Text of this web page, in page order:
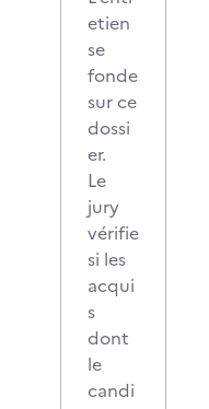
etien
se
fonde
sur ce
dossi
er.
Le
jury
vérifie
si les
acqui
s
dont
le
candi